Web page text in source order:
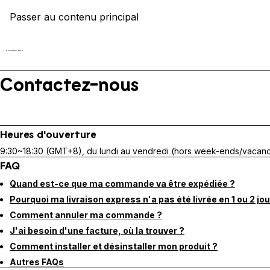
Passer au contenu principal
Contactez-nous
Heures d'ouverture
9:30~18:30 (GMT+8), du lundi au vendredi (hors week-ends/
FAQ
Quand est-ce que ma commande va être expédiée ?
Pourquoi ma livraison express n'a pas été livrée en 1 ou 2
Comment annuler ma commande ?
J'ai besoin d'une facture, où la trouver ?
Comment installer et désinstaller mon produit ?
Autres FAQs